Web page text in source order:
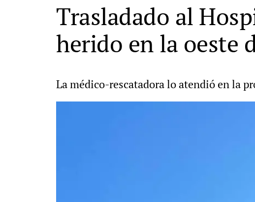
Trasladado al
herido en la oeste
La médico-rescatadora lo atendió en la